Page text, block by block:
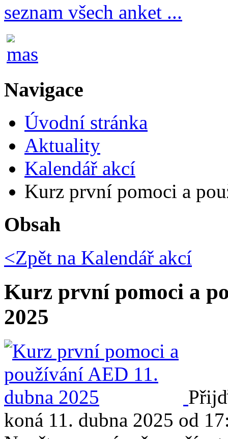
seznam všech anket ...
Navigace
Úvodní stránka
Aktuality
Kalendář akcí
Kurz první pomoci a
Obsah
<Zpět na Kalendář akcí
Kurz první pomoci a
2025
koná 11. dubna 2025 od